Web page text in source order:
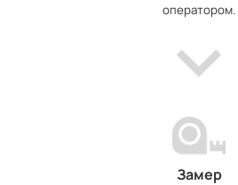
оператором.
Замер